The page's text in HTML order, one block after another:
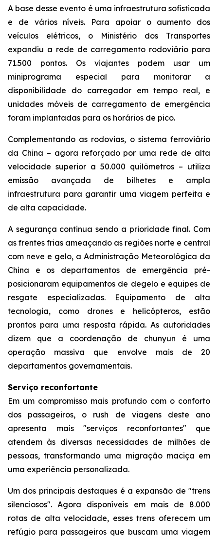
A base desse evento é uma infraestrutura sofisticada
e de vários níveis. Para apoiar o aumento dos
veículos elétricos, o Ministério dos Transportes
expandiu a rede de carregamento rodoviário para
71.500 pontos. Os viajantes podem usar um
miniprograma especial para monitorar a
disponibilidade do carregador em tempo real, e
unidades móveis de carregamento de emergência
foram implantadas para os horários de pico.
Complementando as rodovias, o sistema ferroviário
da China – agora reforçado por uma rede de alta
velocidade superior a 50.000 quilômetros – utiliza
emissão avançada de bilhetes e ampla
infraestrutura para garantir uma viagem perfeita e
de alta capacidade.
A segurança continua sendo a prioridade final. Com
as frentes frias ameaçando as regiões norte e central
com neve e gelo, a Administração Meteorológica da
China e os departamentos de emergência pré-
posicionaram equipamentos de degelo e equipes de
resgate especializadas. Equipamento de alta
tecnologia, como drones e helicópteros, estão
prontos para uma resposta rápida. As autoridades
dizem que a coordenação de chunyun é uma
operação massiva que envolve mais de 20
departamentos governamentais.
Serviço reconfortante
Em um compromisso mais profundo com o conforto
dos passageiros, o rush de viagens deste ano
apresenta mais "serviços reconfortantes" que
atendem às diversas necessidades de milhões de
pessoas, transformando uma migração maciça em
uma experiência personalizada.
Um dos principais destaques é a expansão de "trens
silenciosos". Agora disponíveis em mais de 8.000
rotas de alta velocidade, esses trens oferecem um
refúgio para passageiros que buscam uma viagem